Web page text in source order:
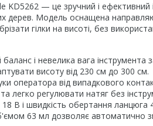
KD5262 — це зручний і
дерев. Модель оснащена
гілки на висоті, без
баланс і невелика вага
висоту від 230 см до 300 см.
оператора від випадкового
легко регулювати натяг без
В і швидкість обертання ланцюга
63 мл дозволяє автоматично